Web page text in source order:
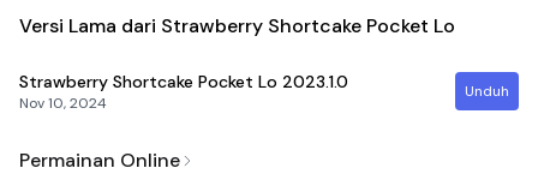
Versi Lama dari Strawberry Shortcake Pocket Lo
Strawberry Shortcake Pocket Lo 2023.1.0
Nov 10, 2024
Unduh
Permainan Online